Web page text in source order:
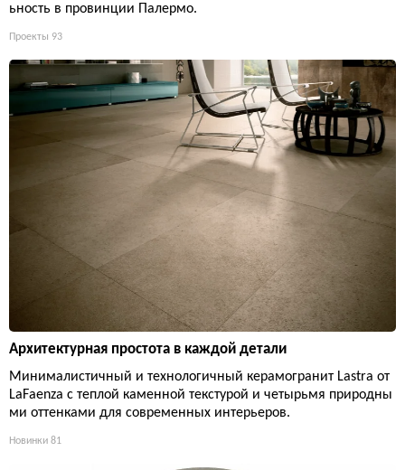
ьность в провинции Палермо.
Проекты 93
Архитектурная простота в каждой детали
Минималистичный и технологичный керамогранит Lastra от
LaFaenza с теплой каменной текстурой и четырьмя природны
ми оттенками для современных интерьеров.
Новинки 81